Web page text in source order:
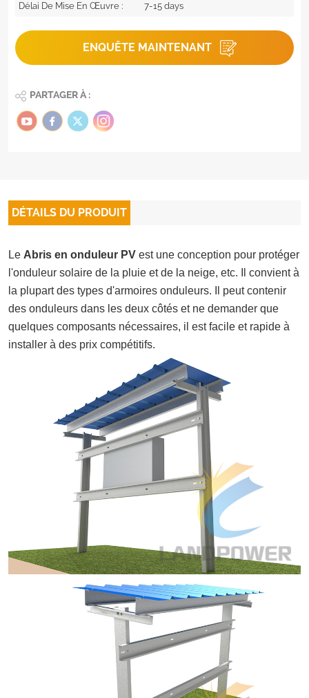
Délai De Mise En Œuvre :
7-15 days
ENQUÊTE MAINTENANT
PARTAGER À :
DÉTAILS DU PRODUIT
Le Abris en onduleur PV est une conception pour protéger
l'onduleur solaire de la pluie et de la neige, etc. Il convient à
la plupart des types d'armoires onduleurs. Il peut contenir
des onduleurs dans les deux côtés et ne demander que
quelques composants nécessaires, il est facile et rapide à
installer à des prix compétitifs.